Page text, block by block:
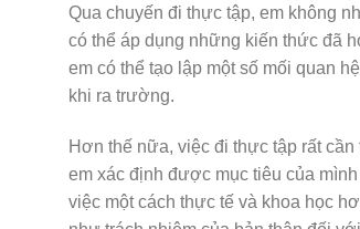
Qua chuyến đi thực tập, em không
có thể áp dụng những kiến thức đã
em có thể tạo lập một số mối quan
khi ra trường.
Hơn thế nữa, việc đi thực tập rất
em xác định được mục tiêu của
việc một cách thực tế và khoa học